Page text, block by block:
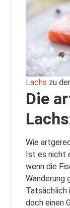
Lachs zu
Die
Wie
Ist es nicht
wenn die
Wanderung
Tatsächlich
doch einen